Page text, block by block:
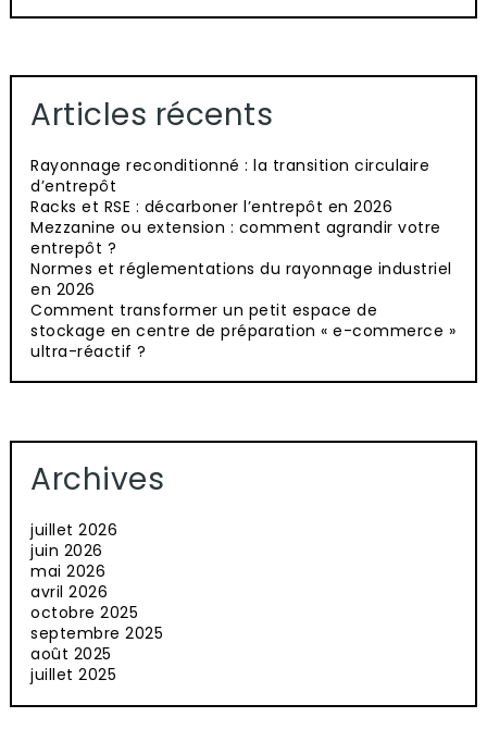
Articles récents
Rayonnage reconditionné : la transition circulaire
d’entrepôt
Racks et RSE : décarboner l’entrepôt en 2026
Mezzanine ou extension : comment agrandir votre
entrepôt ?
Normes et réglementations du rayonnage industriel
en 2026
Comment transformer un petit espace de
stockage en centre de préparation « e-commerce »
ultra-réactif ?
Archives
juillet 2026
juin 2026
mai 2026
avril 2026
octobre 2025
septembre 2025
août 2025
juillet 2025